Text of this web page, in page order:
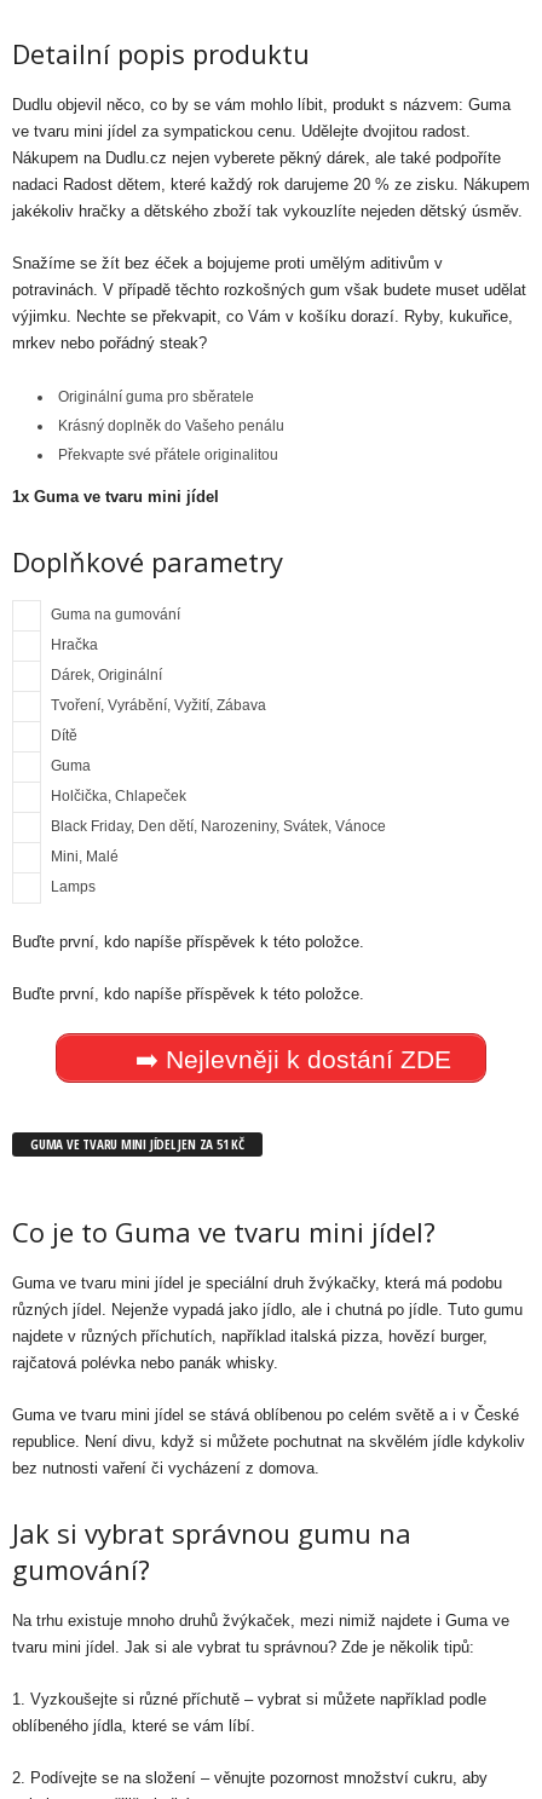
Detailní popis produktu
Dudlu objevil něco, co by se vám mohlo líbit, produkt s názvem: Guma
ve tvaru mini jídel za sympatickou cenu. Udělejte dvojitou radost.
Nákupem na Dudlu.cz nejen vyberete pěkný dárek, ale také podpoříte
nadaci Radost dětem, které každý rok darujeme 20 % ze zisku. Nákupem
jakékoliv hračky a dětského zboží tak vykouzlíte nejeden dětský úsměv.
Snažíme se žít bez éček a bojujeme proti umělým aditivům v
potravinách. V případě těchto rozkošných gum však budete muset udělat
výjimku. Nechte se překvapit, co Vám v košíku dorazí. Ryby, kukuřice,
mrkev nebo pořádný steak?
Originální guma pro sběratele
Krásný doplněk do Vašeho penálu
Překvapte své přátele originalitou
1x Guma ve tvaru mini jídel
Doplňkové parametry
Guma na gumování
Hračka
Dárek, Originální
Tvoření, Vyrábění, Vyžití, Zábava
Dítě
Guma
Holčička, Chlapeček
Black Friday, Den dětí, Narozeniny, Svátek, Vánoce
Mini, Malé
Lamps
Buďte první, kdo napíše příspěvek k této položce.
Buďte první, kdo napíše příspěvek k této položce.
➡️ Nejlevněji k dostání ZDE
GUMA VE TVARU MINI JÍDEL JEN ZA 51 KČ
Co je to Guma ve tvaru mini jídel?
Guma ve tvaru mini jídel je speciální druh žvýkačky, která má podobu
různých jídel. Nejenže vypadá jako jídlo, ale i chutná po jídle. Tuto gumu
najdete v různých příchutích, například italská pizza, hovězí burger,
rajčatová polévka nebo panák whisky.
Guma ve tvaru mini jídel se stává oblíbenou po celém světě a i v České
republice. Není divu, když si můžete pochutnat na skvělém jídle kdykoliv
bez nutnosti vaření či vycházení z domova.
Jak si vybrat správnou gumu na
gumování?
Na trhu existuje mnoho druhů žvýkaček, mezi nimiž najdete i Guma ve
tvaru mini jídel. Jak si ale vybrat tu správnou? Zde je několik tipů:
1. Vyzkoušejte si různé příchutě – vybrat si můžete například podle
oblíbeného jídla, které se vám líbí.
2. Podívejte se na složení – věnujte pozornost množství cukru, aby